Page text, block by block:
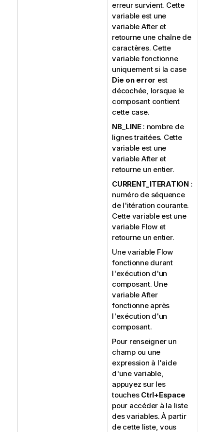
erreur survient. Cette
variable est une
variable After et
retourne une chaîne de
caractères. Cette
variable fonctionne
uniquement si la case
Die on error est
décochée, lorsque le
composant contient
cette case.
NB_LINE: nombre de
lignes traitées. Cette
variable est une
variable After et
retourne un entier.
CURRENT_ITERATION:
numéro de séquence
de l'itération courante.
Cette variable est une
variable Flow et
retourne un entier.
Une variable Flow
fonctionne durant
l'exécution d'un
composant. Une
variable After
fonctionne après
l'exécution d'un
composant.
Pour renseigner un
champ ou une
expression à l'aide
d'une variable,
appuyez sur les
touches Ctrl+Espace
pour accéder à la liste
des variables. À partir
de cette liste, vous